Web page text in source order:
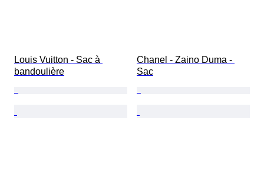
Louis Vuitton - Sac à
bandoulière
Chanel - Zaino Duma -
Sac